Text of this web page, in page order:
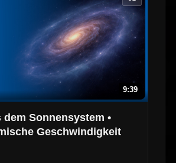
9:39
dem Sonnensystem •
Geschwindigkeit